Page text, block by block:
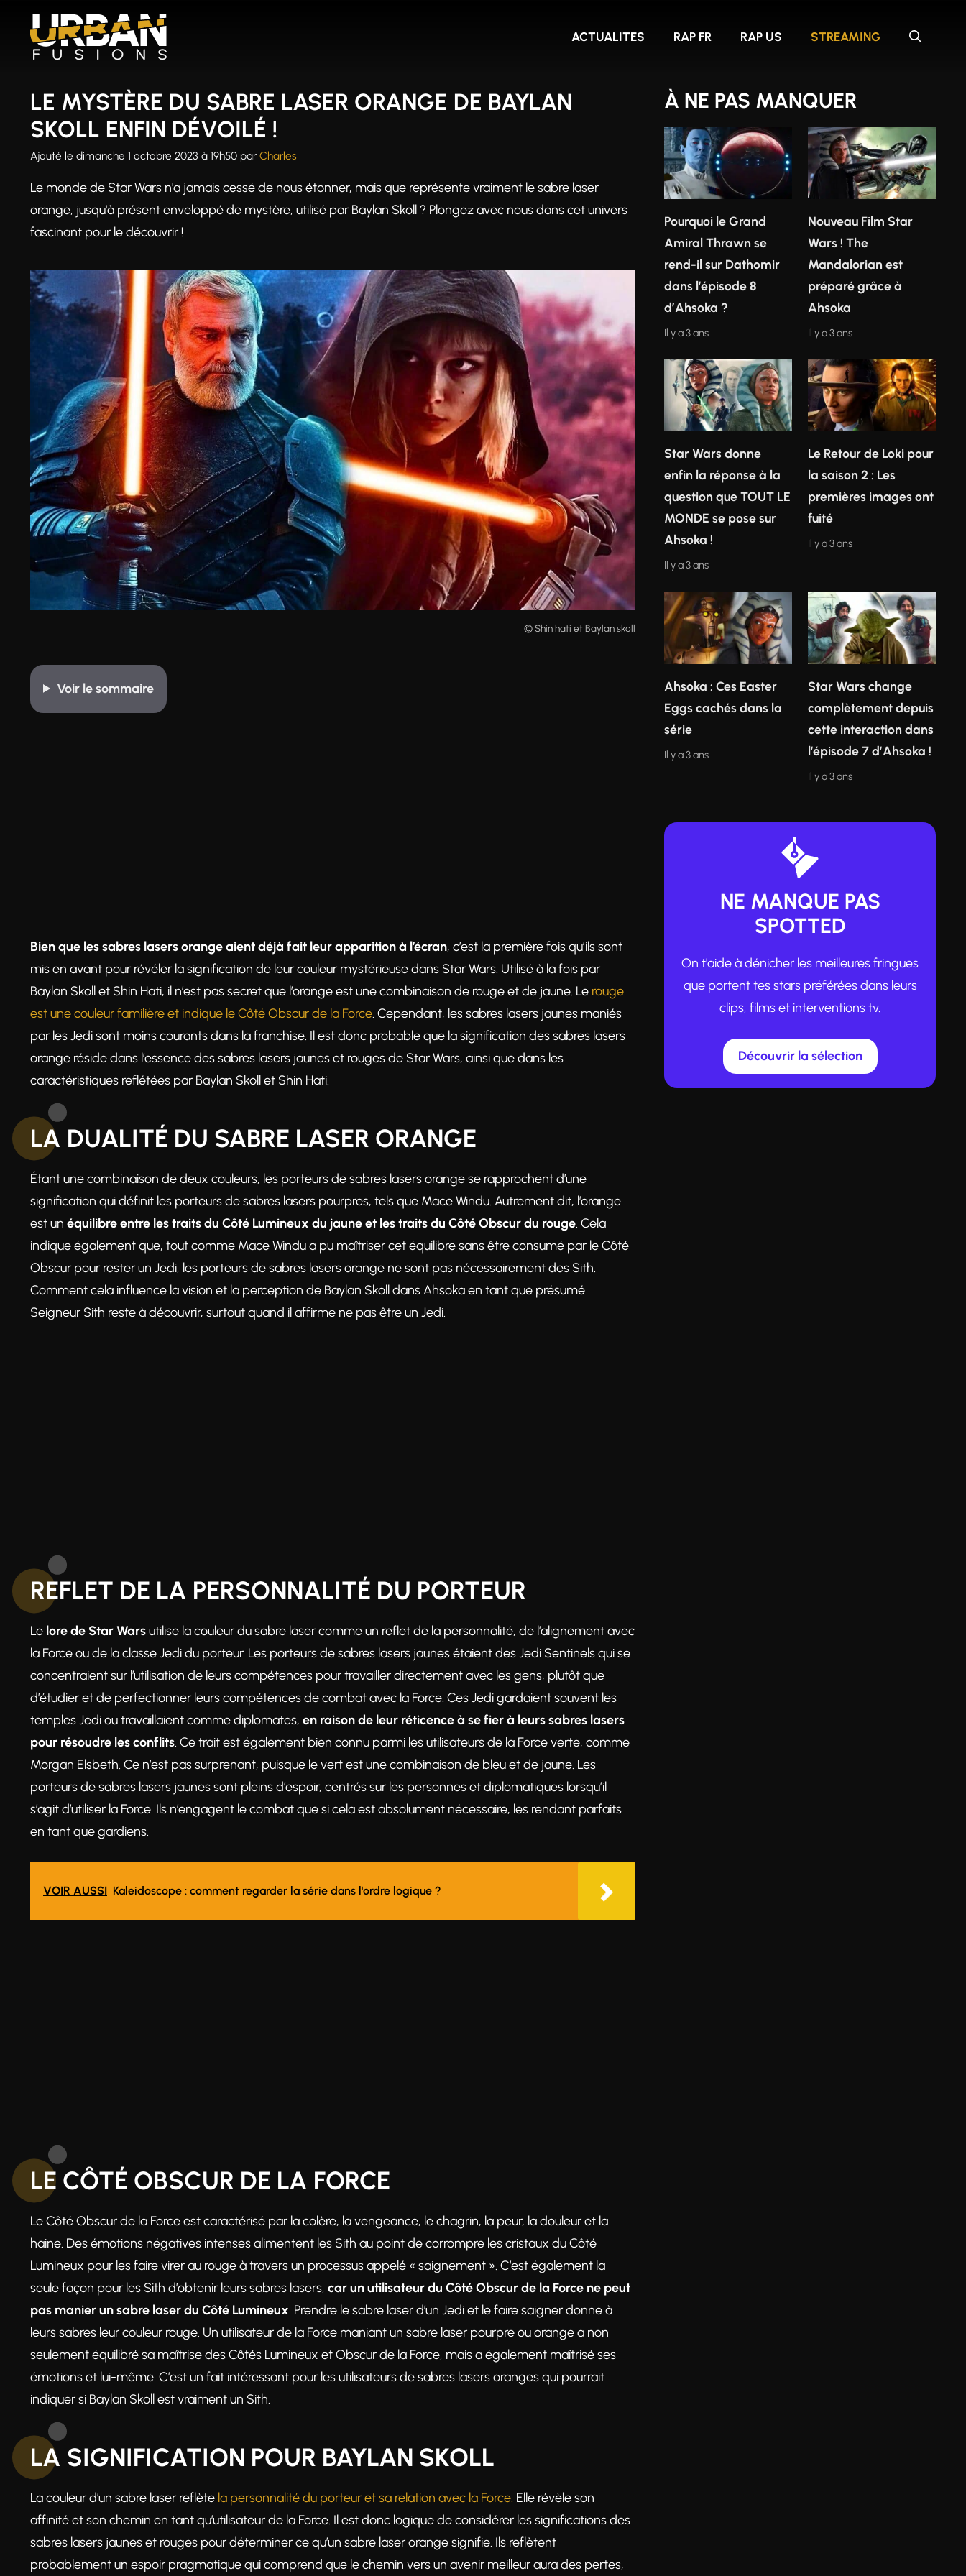
contenu
ACTUALITES RAP FR RAP US STREAMING
LE MYSTÈRE DU SABRE LASER ORANGE DE BAYLAN
SKOLL ENFIN DÉVOILÉ !
Ajouté le dimanche 1 octobre 2023 à 19h50 parCharles
Le monde de Star Wars n'a jamais cessé de nous étonner, mais que représente vraiment le sabre laser
orange, jusqu'à présent enveloppé de mystère, utilisé par Baylan Skoll ? Plongez avec nous dans cet univers
fascinant pour le découvrir !
© Shin hati et Baylan skoll
Voir le sommaire
Bien que les sabres lasers orange aient déjà fait leur apparition à l’écran, c’est la première fois qu’ils sont
mis en avant pour révéler la signification de leur couleur mystérieuse dans Star Wars. Utilisé à la fois par
Baylan Skoll et Shin Hati, il n’est pas secret que l’orange est une combinaison de rouge et de jaune. Le rouge
est une couleur familière et indique le Côté Obscur de la Force. Cependant, les sabres lasers jaunes maniés
par les Jedi sont moins courants dans la franchise. Il est donc probable que la signification des sabres lasers
orange réside dans l’essence des sabres lasers jaunes et rouges de Star Wars, ainsi que dans les
caractéristiques reflétées par Baylan Skoll et Shin Hati.
LA DUALITÉ DU SABRE LASER ORANGE
Étant une combinaison de deux couleurs, les porteurs de sabres lasers orange se rapprochent d’une
signification qui définit les porteurs de sabres lasers pourpres, tels que Mace Windu. Autrement dit, l’orange
est un équilibre entre les traits du Côté Lumineux du jaune et les traits du Côté Obscur du rouge. Cela
indique également que, tout comme Mace Windu a pu maîtriser cet équilibre sans être consumé par le Côté
Obscur pour rester un Jedi, les porteurs de sabres lasers orange ne sont pas nécessairement des Sith.
Comment cela influence la vision et la perception de Baylan Skoll dans Ahsoka en tant que présumé
Seigneur Sith reste à découvrir, surtout quand il affirme ne pas être un Jedi.
REFLET DE LA PERSONNALITÉ DU PORTEUR
Le lore de Star Warsutilise la couleur du sabre laser comme un reflet de la personnalité, de l’alignement avec
la Force ou de la classe Jedi du porteur. Les porteurs de sabres lasers jaunes étaient des Jedi Sentinels qui se
concentraient sur l’utilisation de leurs compétences pour travailler directement avec les gens, plutôt que
d’étudier et de perfectionner leurs compétences de combat avec la Force. Ces Jedi gardaient souvent les
temples Jedi ou travaillaient comme diplomates, en raison de leur réticence à se fier à leurs sabres lasers
pour résoudre les conflits. Ce trait est également bien connu parmi les utilisateurs de la Force verte, comme
Morgan Elsbeth. Ce n’est pas surprenant, puisque le vert est une combinaison de bleu et de jaune. Les
porteurs de sabres lasers jaunes sont pleins d’espoir, centrés sur les personnes et diplomatiques lorsqu’il
s’agit d’utiliser la Force. Ils n’engagent le combat que si cela est absolument nécessaire, les rendant parfaits
en tant que gardiens.
VOIR AUSSI Kaleidoscope : comment regarder la série dans l'ordre logique ?
LE CÔTÉ OBSCUR DE LA FORCE
Le Côté Obscur de la Force est caractérisé par la colère, la vengeance, le chagrin, la peur, la douleur et la
haine. Des émotions négatives intenses alimentent les Sith au point de corrompre les cristaux du Côté
Lumineux pour les faire virer au rouge à travers un processus appelé « saignement ». C’est également la
seule façon pour les Sith d’obtenir leurs sabres lasers, car un utilisateur du Côté Obscur de la Force ne peut
pas manier un sabre laser du Côté Lumineux. Prendre le sabre laser d’un Jedi et le faire saigner donne à
leurs sabres leur couleur rouge. Un utilisateur de la Force maniant un sabre laser pourpre ou orange a non
seulement équilibré sa maîtrise des Côtés Lumineux et Obscur de la Force, mais a également maîtrisé ses
émotions et lui-même. C’est un fait intéressant pour les utilisateurs de sabres lasers oranges qui pourrait
indiquer si Baylan Skoll est vraiment un Sith.
LA SIGNIFICATION POUR BAYLAN SKOLL
La couleur d’un sabre laser reflète la personnalité du porteur et sa relation avec la Force. Elle révèle son
affinité et son chemin en tant qu’utilisateur de la Force. Il est donc logique de considérer les significations des
sabres lasers jaunes et rouges pour déterminer ce qu’un sabre laser orange signifie. Ils reflètent
probablement un espoir pragmatique qui comprend que le chemin vers un avenir meilleur aura des pertes,
À NE PAS MANQUER
Pourquoi le Grand
Amiral Thrawn se
rend-il sur Dathomir
dans l’épisode 8
d’Ahsoka ?
Il y a 3 ans
Nouveau Film Star
Wars ! The
Mandalorian est
préparé grâce à
Ahsoka
Il y a 3 ans
Star Wars donne
enfin la réponse à la
question que TOUT LE
MONDE se pose sur
Ahsoka !
Il y a 3 ans
Le Retour de Loki pour
la saison 2 : Les
premières images ont
fuité
Il y a 3 ans
Ahsoka : Ces Easter
Eggs cachés dans la
série
Il y a 3 ans
Star Wars change
complètement depuis
cette interaction dans
l’épisode 7 d’Ahsoka !
Il y a 3 ans
NE MANQUE PAS
SPOTTED
On t'aide à dénicher les meilleures fringues
que portent tes stars préférées dans leurs
clips, films et interventions tv.
Découvrir la sélection